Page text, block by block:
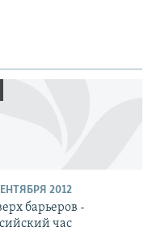
2012
барьеров -
час